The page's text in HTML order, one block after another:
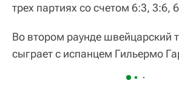
трех партиях со счетом 6:3, 3:6,
Во втором раунде швейцарский
сыграет с испанцем Гильермо